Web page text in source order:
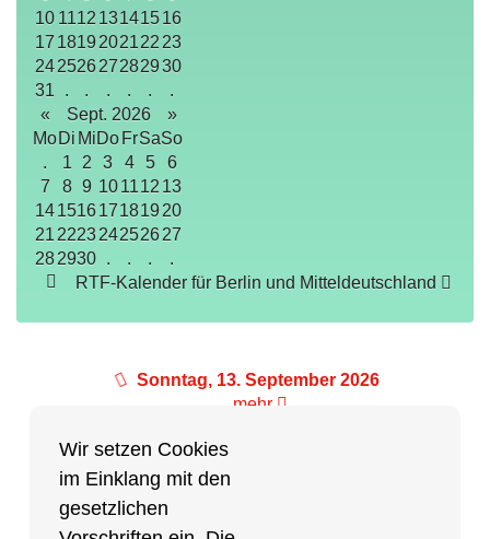
Wir setzen Cookies
im Einklang mit den
gesetzlichen
10 1112 13141516
17 1819 202122 23
24252627282930
31
. . . . .
.
«
Sept. 2026
»
MoDi MiDo FrSaSo
.
1 2 3 4 5
6
7
8 9 10 1112 13
141516171819 20
21 222324252627
282930 . . .
.
RTF-Kalender für Berlin und Mitteldeutschland
Sonntag, 13. September 2026
mehr
Partner des Breitensports